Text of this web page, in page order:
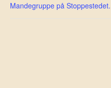
Mandegruppe på Stoppestedet.